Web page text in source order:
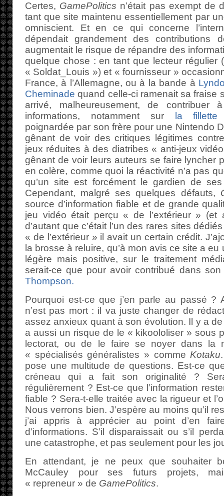
Certes, GamePolitics n’était pas exempt de
tant que site maintenu essentiellement par
omniscient. Et en ce qui concerne
dépendait grandement des contributions
augmentait le risque de répandre des
quelque chose : en tant que lecteur régulier
« Soldat_Louis ») et « fournisseur »
France, à l’Allemagne, ou à la bande à
Cheminade quand celle-ci ramenait sa fraise
arrivé, malheureusement, de contribuer
informations, notamment sur
la fillette
poignardée par son frère pour une Nintendo
gênant de voir des critiques légitimes
jeux réduites à des diatribes « anti-jeux
gênant de voir leurs auteurs se faire lyncher
en colère, comme quoi la réactivité n’a pas
qu’un site est forcément le gardien de
Cependant, malgré ses quelques défauts,
source d’information fiable et de grande
jeu vidéo était perçu « de l’extérieur » (et
d’autant que c’était l’un des rares sites
« de l’extérieur » il avait un certain crédit.
la brosse à reluire, qu’à mon avis ce site a
légère mais positive, sur le traitement
serait-ce que pour avoir contribué dans
Thompson.
Pourquoi est-ce que j’en parle au passé ?
n’est pas mort : il va juste changer de
assez anxieux quant à son évolution. Il y a de
a aussi un risque de le « kikoololiser » sous
lectorat, ou de le faire se noyer dans la
« spécialisés généralistes » comme Kotaku
pose une multitude de questions. Est-ce
créneau qui a fait son originalité ?
régulièrement ? Est-ce que l’information
fiable ? Sera-t-elle traitée avec la rigueur et
Nous verrons bien. J’espère au moins qu’il
j’ai appris à apprécier au point d’en
d’informations. S’il disparaissait ou s’il
une catastrophe, et pas seulement pour les
En attendant, je ne peux que souhaiter
McCauley pour ses futurs projets,
« repreneur » de GamePolitics.